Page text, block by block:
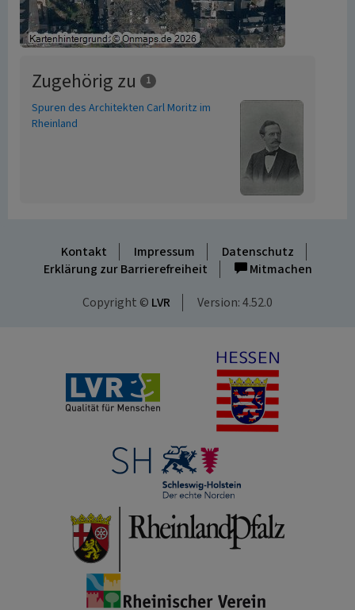
Zugehörig zu 1
Spuren des Architekten Carl Moritz im
Rheinland
Kontakt Impressum
Datenschutz
Erklärung zur Barrierefreiheit
Mitmachen
Copyright © LVR Version: 4.52.0